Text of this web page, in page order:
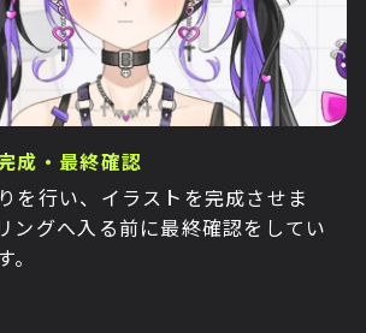
成・最終確認
を行い、イラストを完成させま
ングへ入る前に最終確認をしてい